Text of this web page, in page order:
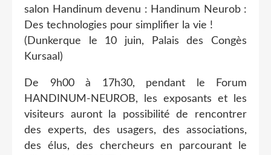
salon Handinum devenu : Handinum Neurob :
Des technologies pour simplifier la vie !
(Dunkerque le 10 juin, Palais des Congès
Kursaal)
De 9h00 à 17h30, pendant le Forum
HANDINUM-NEUROB, les exposants et les
visiteurs auront la possibilité de rencontrer
des experts, des usagers, des associations,
des élus, des chercheurs en parcourant le